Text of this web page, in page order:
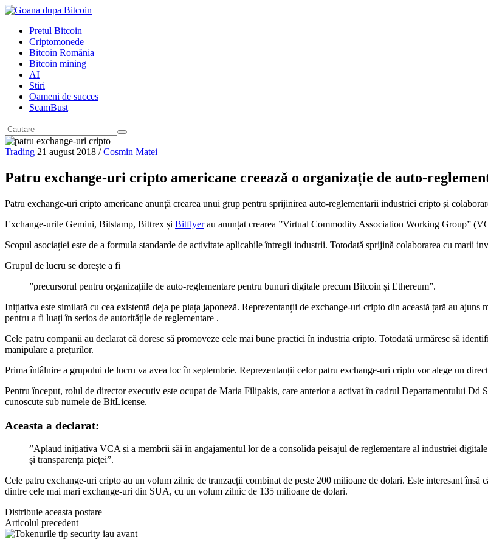
Pretul Bitcoin
Criptomonede
Bitcoin România
Bitcoin mining
AI
Stiri
Oameni de succes
ScamBust
Trading 21 august 2018 / Cosmin Matei
Patru exchange-uri cripto americane creează o organizație de auto-
Patru exchange-uri cripto americane anunță crearea unui grup pentru sprijinirea auto-reglementarii industriei cripto și
Exchange-urile Gemini, Bitstamp, Bittrex și Bitflyerau anunțat crearea ”Virtual Commodity Association Working Group”
Scopul asociației este de a formula standarde de activitate aplicabile întregii industrii. Totodată sprijină colaborarea cu marii
Grupul de lucru se dorește a fi
”precursorul pentru organizațiile de auto-reglementare pentru bunuri digitale precum Bitcoin și Ethereum”.
Inițiativa este similară cu cea existentă deja pe piața japoneză. Reprezentanții de exchange-uri cripto din această țară au
pentru a fi luați în serios de autoritățile de reglementare .
Cele patru companii au declarat că doresc să promoveze cele mai bune practici în industria cripto. Totodată urmăresc să
manipulare a prețurilor.
Prima întâlnire a grupului de lucru va avea loc în septembrie. Reprezentanții celor patru exchange-uri cripto vor alege un
Pentru început, rolul de director executiv este ocupat de Maria Filipakis, care anterior a activat în cadrul Departamentului
cunoscute sub numele de BitLicense.
Aceasta a declarat:
”Aplaud inițiativa VCA și a membrii săi în angajamentul lor de a consolida peisajul de reglementare al industriei
și transparența pieței”.
Cele patru exchange-uri cripto au un volum zilnic de tranzacții combinat de peste 200 milioane de dolari. Este interesant însă
dintre cele mai mari exchange-uri din SUA, cu un volum zilnic de 135 milioane de dolari.
Distribuie aceasta postare
Articolul precedent